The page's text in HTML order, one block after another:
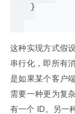
    }
这种实现方式假
串行化，即所有
是如果某个客户
需要一种更为复
有一个 ID。另一